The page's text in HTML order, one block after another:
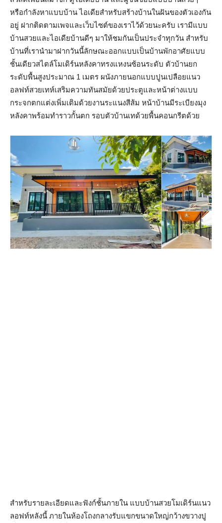
หรือกำลังหาแบบบ้าน ไอเดียสำหรับสร้างบ้านในฝันของตัวเองกัน
อยู่ ฝากติดตามเพจและเว็บไซต์ของเราไว้ด้วยนะครับ เรามีแบบ
บ้านสวยและไอเดียบ้านดีๆ มาให้ชมกันเป็นประจำทุกวัน สำหรับ
บ้านที่เรานำมาฝากวันนี้ลักษณะออกแบบเป็นบ้านพักอาศัยแบบ
ชั้นเดียวสไตล์โมเดิร์นหลังคาทรงแหงนซ้อนระดับ ตัวบ้านยก
ระดับพื้นสูงประมาณ 1 เมตร ผนังภายนอกแบบปูนเปลือยแนว
อลฟท์สวยเทห์เสริมความทันสมัยด้วยประตูและหน้าต่างแบบ
กระจกตกแต่งเพิ่มเติมด้วยงานระแนงสีส้ม หน้าบ้านมีระเบียงมุง
หลังคาพร้อมทำราวกั้นตก รอบตัวบ้านเทด้วยพื้นคอนกรีตด้วย
สำหรับรายละเอียดและฟังก์ชั้นภายใน แบบบ้านสวยโมเดิร์นแนว
ลอฟท์หลังนี้ ภายในห้องโถงกลางรับแขกขนาดใหญ่กว้างขวางปู